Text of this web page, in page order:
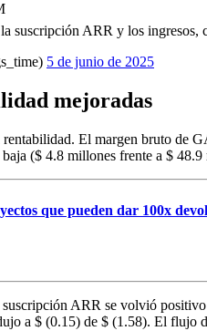
suscripción ARR y los
5 de junio de 2025
mejoradas
El margen bruto de
($ 4.8 millones frente a $
que pueden dar 100x
ARR se volvió
a $ (0.15) de $ (1.58). El flujo